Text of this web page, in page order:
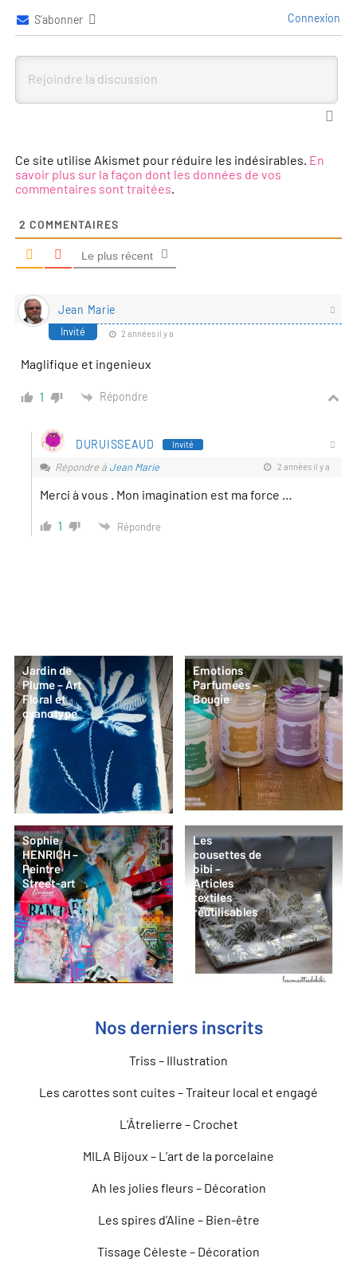
S’abonner Connexion
Ce site utilise Akismet pour réduire les indésirables. En
savoir plus sur la façon dont les données de vos
commentaires sont traitées.
2 COMMENTAIRES
Le plus récent
Jean Marie
Invité 2 années il y a
Maglifique et ingenieux
1 Répondre
DURUISSEAUD Invité
Répondre à Jean Marie 2 années il y a
Merci à vous . Mon imagination est ma force …
1 Répondre
Jardin de
Plume – Art
Floral et
cyanotype
Emotions
Parfumées –
Bougie
Sophie
HENRICH –
Peintre
Street-art
Les
cousettes de
bibi –
Articles
textiles
réutilisables
Nos derniers inscrits
Triss – Illustration
Les carottes sont cuites – Traiteur local et engagé
L’Âtrelierre – Crochet
MILA Bijoux – L’art de la porcelaine
Ah les jolies fleurs – Décoration
Les spires d’Aline – Bien-être
Tissage Céleste – Décoration